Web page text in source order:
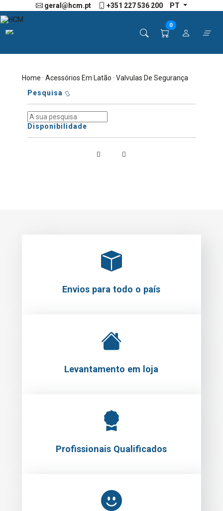
geral@hcm.pt +351 227 536 200 PT
0
Home ·Acessórios Em Latão · Valvulas De Segurança
Pesquisa
Disponibilidade
Envios para todo o país
Levantamento em loja
Profissionais Qualificados